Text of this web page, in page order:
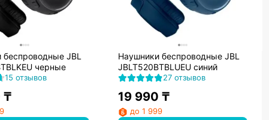
JBL
черные
15 отзывов
₸
Наушники беспроводные JBL
JBLT520BTBLUEU синий
27 отзывов
19 990 ₸
до 1 999